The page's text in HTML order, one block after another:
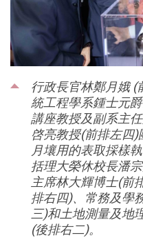
行政長官林鄭月娥 (
統工程學系鍾士元
講座教授及副系主
啓亮教授(前排左四
月壤用的表取採樣
括理大榮休校長潘
主席林大輝博士(前
排右四)、常務及學
三)和土地測量及地
(後排右二)。